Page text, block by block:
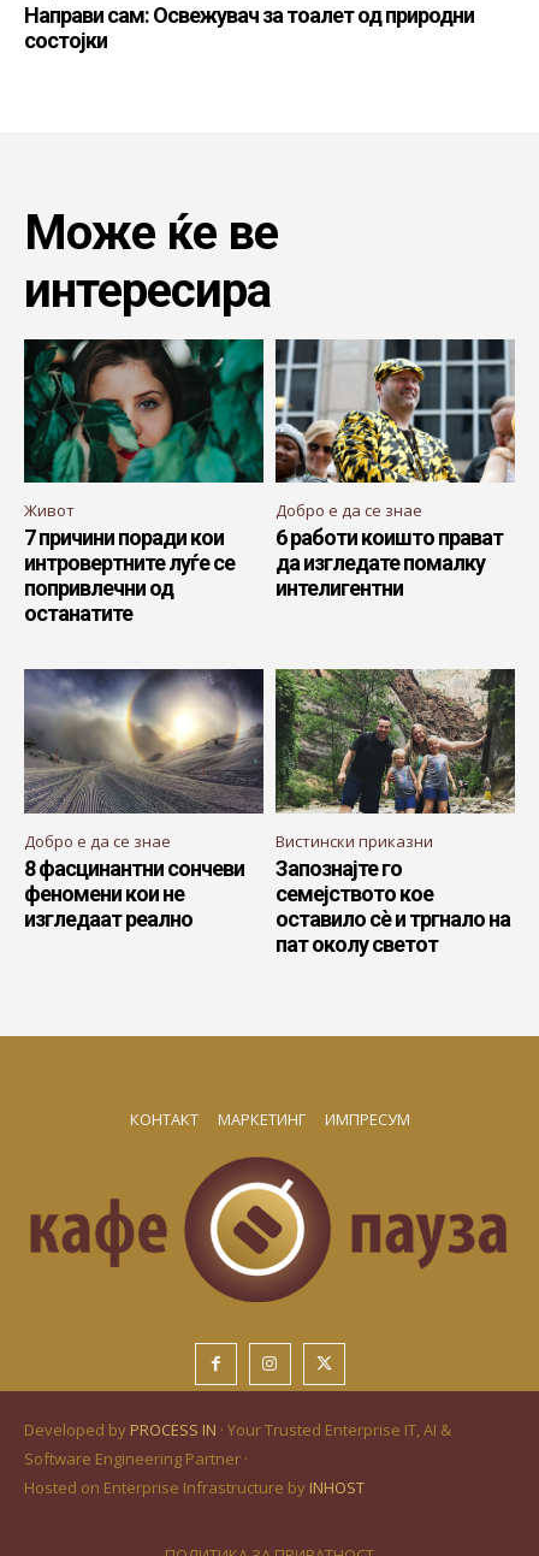
Направи сам: Освежувач за тоалет од природни
состојки
Може ќе ве
интересира
Живот
7 причини поради кои
интровертните луѓе се
попривлечни од
останатите
Добро е да се знае
6 работи коишто прават
да изгледате помалку
интелигентни
Добро е да се знае
8 фасцинантни сончеви
феномени кои не
изгледаат реално
Вистински приказни
Запознајте го
семејството кое
оставило сè и тргнало на
пат околу светот
КОНТАКТ МАРКЕТИНГ ИМПРЕСУМ
Developed by PROCESS IN · Your Trusted Enterprise IT, AI &
Software Engineering Partner ·
Hosted on Enterprise Infrastructure by INHOST